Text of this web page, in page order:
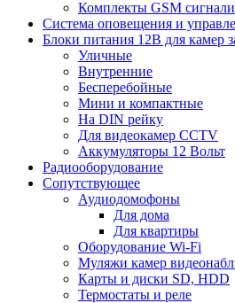
Комплекты GSM
Cистема оповещения и
Блоки питания 12В для камер
Уличные
Внутренние
Бесперебойные
Мини и компактные
На DIN рейку
Для видеокамер CCTV
Аккумуляторы 12 Вольт
Радиооборудование
Сопутствующее
Аудиодомофоны
Для дома
Для квартиры
Оборудование Wi-Fi
Муляжи камер
Карты и диски SD, HDD
Термостаты и реле